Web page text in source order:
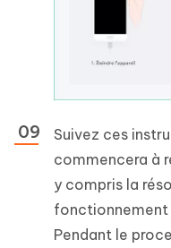
Suivez ces
commencera à
y compris la
fonctionnement
Pendant le